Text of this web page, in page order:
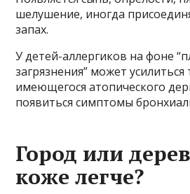
шелушение, иногда
запах.
У детей-аллергиков на фоне
загрязнения” может усилиться
имеющегося атопического
появиться симптомы
Город или
коже легче?